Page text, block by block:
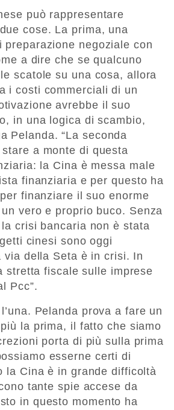
può rappresentare
cose. La prima, una
preparazione negoziale con
a dire che se qualcuno
scatole su una cosa, allora
i costi commerciali di un
avrebbe il suo
in una logica di scambio,
Pelanda. “La seconda
a monte di questa
la Cina è messa male
finanziaria e per questo ha
finanziare il suo enorme
vero e proprio buco. Senza
crisi bancaria non è stata
cinesi sono oggi
via della Seta è in crisi. In
stretta fiscale sulle imprese
Pcc”.
Pelanda prova a fare un
la prima, il fatto che siamo
porta di più sulla prima
esserne certi di
la Cina è in grande difficoltà
tante spie accese da
in questo momento ha